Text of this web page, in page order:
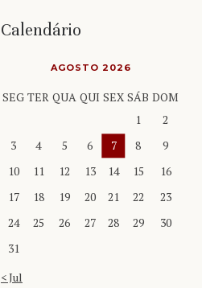
Calendário
AGOSTO 2026
SEG TER QUA QUI SEX SÁB DOM
1
2
3
4 5 6 7 8
9
10
11 12 13 14 15
16
17
18 19 20 21 22
23
24
25 26 27 28 29
30
31
« Jul